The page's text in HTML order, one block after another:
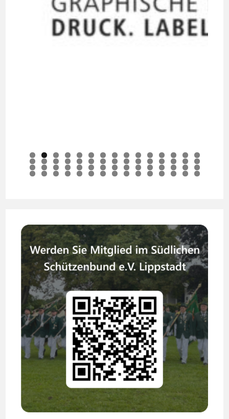
0 1 2 3 4 5
6 7 8 9 0 1 2 3 4 5 6 7 8 9 0
1 2 3 4 5 6 7 8 9 0 1 2 3 4 5
6 7 8 9 0 1 2 3 4 5 6 7 8 9 0